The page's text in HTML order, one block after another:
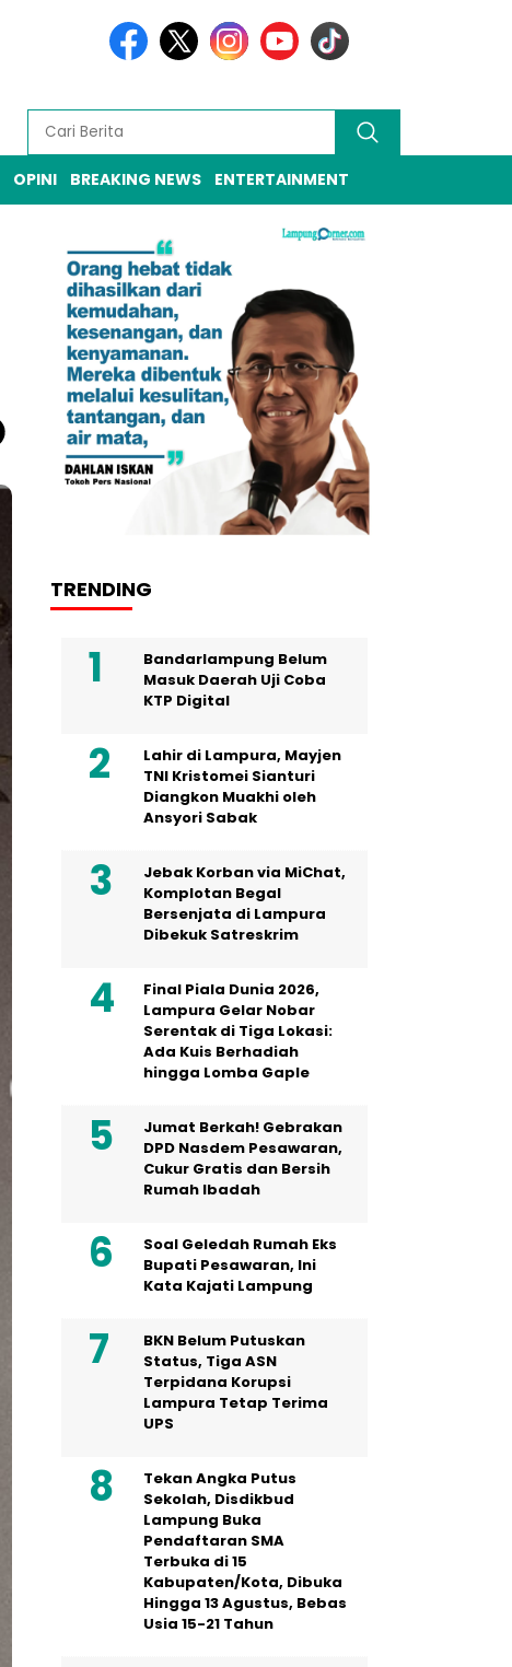
OPINI BREAKING NEWS ENTERTAINMENT
TRENDING
Bandarlampung Belum
Masuk Daerah Uji Coba
KTP Digital
Lahir di Lampura, Mayjen
TNI Kristomei Sianturi
Diangkon Muakhi oleh
Ansyori Sabak
Jebak Korban via MiChat,
Komplotan Begal
Bersenjata di Lampura
Dibekuk Satreskrim
Final Piala Dunia 2026,
Lampura Gelar Nobar
Serentak di Tiga Lokasi:
Ada Kuis Berhadiah
hingga Lomba Gaple
Jumat Berkah! Gebrakan
DPD Nasdem Pesawaran,
Cukur Gratis dan Bersih
Rumah Ibadah
Soal Geledah Rumah Eks
Bupati Pesawaran, Ini
Kata Kajati Lampung
BKN Belum Putuskan
Status, Tiga ASN
Terpidana Korupsi
Lampura Tetap Terima
UPS
Tekan Angka Putus
Sekolah, Disdikbud
Lampung Buka
Pendaftaran SMA
Terbuka di 15
Kabupaten/Kota, Dibuka
Hingga 13 Agustus, Bebas
Usia 15-21 Tahun